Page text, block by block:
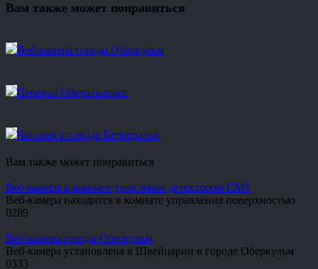
Вам также может понравиться
Веб-камера города Оберкульм
Перевал Оберальппасс
Часовня в городе Бетмеральп
Вам также может понравиться
Веб-камера в комнате упраления детектором CMS
Веб-камера находится в комнате управления поверхностью
0289
Веб-камера города Оберкульм
Веб-камера установлена в Швейцарии в городе Оберкульм
0333